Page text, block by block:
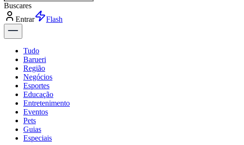
Buscaresportes
Entrar
Flash
Tudo
Barueri
Região
Negócios
Esportes
Educação
Entretenimento
Eventos
Pets
Guias
Especiais